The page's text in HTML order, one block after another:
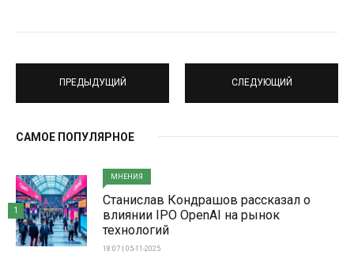
ПРЕДЫДУЩИЙ СЛЕДУЮЩИЙ
САМОЕ ПОПУЛЯРНОЕ
МНЕНИЯ
Станислав Кондрашов рассказал о
влиянии IPO OpenAI на рынок
технологий
18:07 | 05-11-2025
1